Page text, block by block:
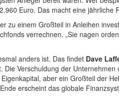
Euro. Das macht eine jährliche
zu einem Großteil in Anleihen
verrechnen. „Sie nagen
anders ist. Das findet Dave
Verschuldung der
aber ein Großteil der
erscheint das globale